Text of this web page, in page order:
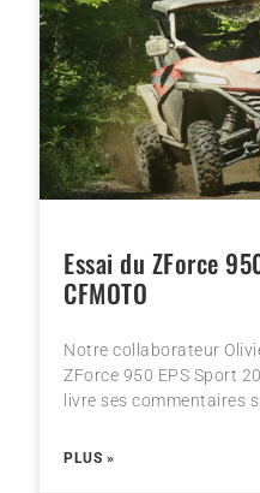
Essai du ZForce
CFMOTO
Notre collaborateur
ZForce 950 EPS Sport
livre ses commentaires
PLUS »